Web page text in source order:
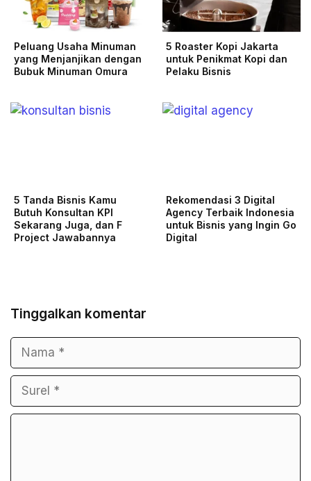
Peluang Usaha Minuman
yang Menjanjikan dengan
Bubuk Minuman Omura
5 Roaster Kopi Jakarta
untuk Penikmat Kopi dan
Pelaku Bisnis
5 Tanda Bisnis Kamu
Butuh Konsultan KPI
Sekarang Juga, dan F
Project Jawabannya
Rekomendasi 3 Digital
Agency Terbaik Indonesia
untuk Bisnis yang Ingin Go
Digital
Tinggalkan komentar
Nama
Surel
Komentar